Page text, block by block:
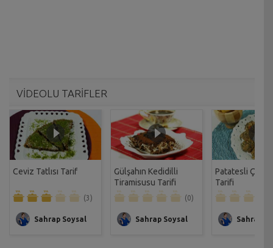
VİDEOLU TARİFLER
Ceviz Tatlısı Tarif
(3)
Sahrap Soysal
Gülşahın Kedidilli
Tiramisusu Tarifi
(0)
Sahrap Soysal
Patatesli Çıtır
Tarifi
Sahrap